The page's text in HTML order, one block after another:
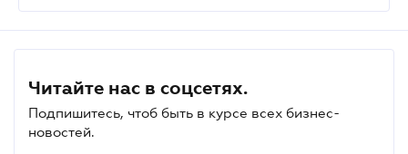
Читайте нас в соцсетях.
Подпишитесь, чтоб быть в курсе всех бизнес-
новостей.